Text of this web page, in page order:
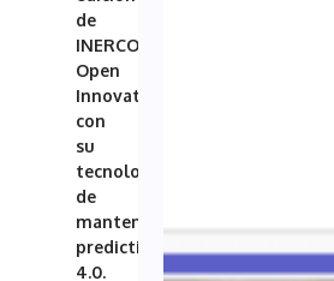
de
INERCO
Open
Innovation
con
su
tecnología
de
mantenimiento
predictivo
4.0.